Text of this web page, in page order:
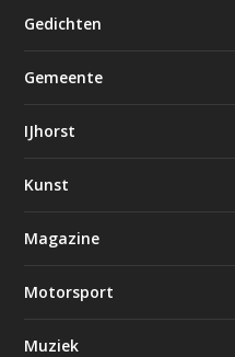
Gedichten
Gemeente
IJhorst
Kunst
Magazine
Motorsport
Muziek